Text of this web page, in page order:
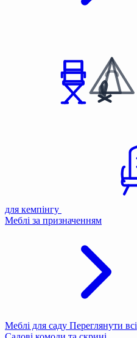
для кемпінгу
Меблі за призначенням
Меблі для саду Переглянути всі